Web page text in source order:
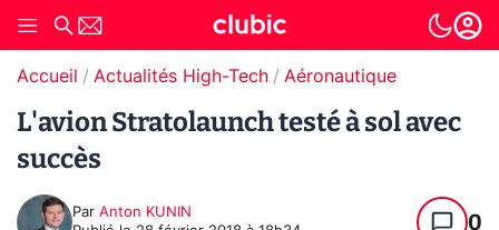
Accueil Actualités High-Tech Aéronautique
L'avion Stratolaunch testé à sol avec
succès
Par Anton KUNIN
0